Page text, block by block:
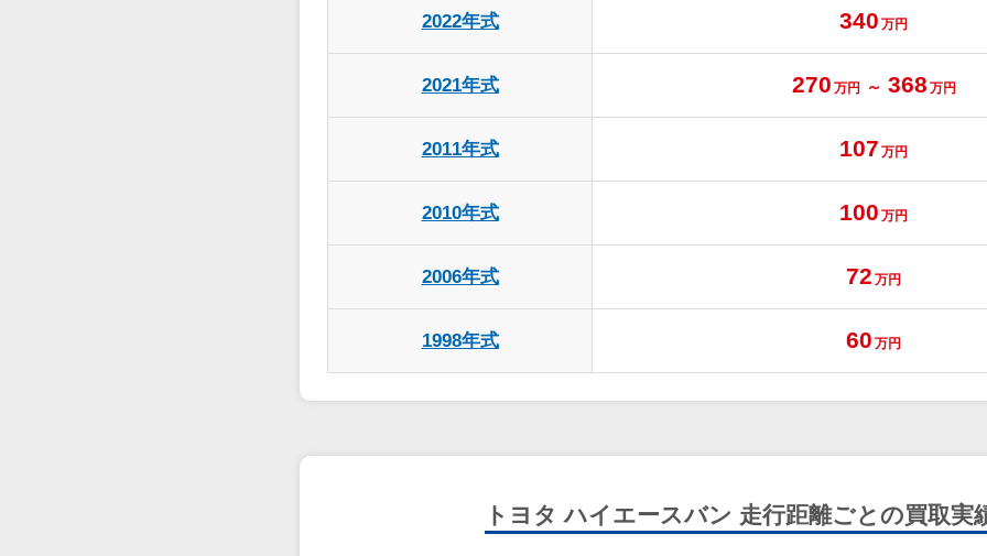
2022年式 340 万円
2021年式 270 万円～ 368 万円
2011年式 107 万円
2010年式 100 万円
2006年式 72 万円
1998年式 60 万円
トヨタ ハイエースバン 走行距離ごとの買取実